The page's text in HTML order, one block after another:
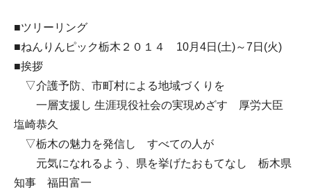
■ツリーリング
■ねんりんピック栃木２０１４ 10月4日(土)～7日(火)
■挨拶
▽介護予防、市町村による地域づくりを
一層支援し 生涯現役社会の実現めざす 厚労大臣
塩崎恭久
▽栃木の魅力を発信し すべての人が
元気になれるよう、県を挙げたおもてなし 栃木県
知事 福田富一